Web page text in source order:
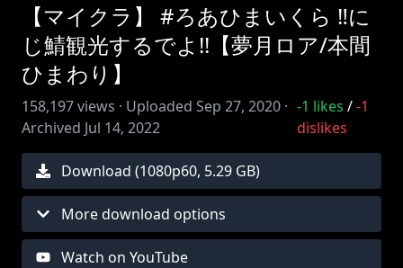
【マイクラ】 #ろあひまいくら ‼に
じ鯖観光するでよ!!【夢月ロア/本間
ひまわり】
158,197views · Uploaded Sep 27, 2020 ·
Archived Jul 14, 2022
-1 likes /-1
dislikes
Download (1080p60, 5.29 GB)
More download options
Watch on YouTube